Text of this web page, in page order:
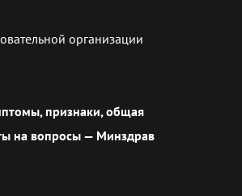
организации
признаки, общая
на вопросы — Минздрав